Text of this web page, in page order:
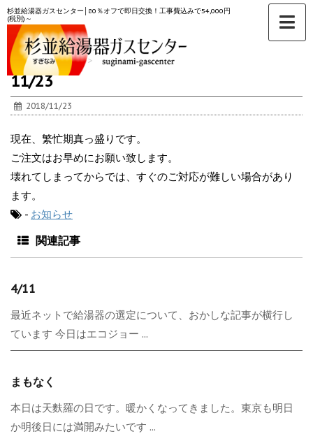
杉並給湯器ガスセンター│80％オフで即日交換！工事費込みで54,000円
(税別)～
ホーム >お知らせ >
11/23
2018/11/23
現在、繁忙期真っ盛りです。
ご注文はお早めにお願い致します。
壊れてしまってからでは、すぐのご対応が難しい場合があり
ます。
- お知らせ
関連記事
4/11
最近ネットで給湯器の選定について、おかしな記事が横行し
ています 今日はエコジョー ...
まもなく
本日は天麩羅の日です。暖かくなってきました。東京も明日
か明後日には満開みたいです ...